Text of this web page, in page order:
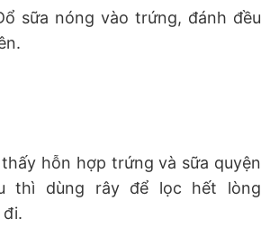
sữa nóng vào trứng, đánh đều
hỗn hợp trứng và sữa quyện
thì dùng rây để lọc hết lòng